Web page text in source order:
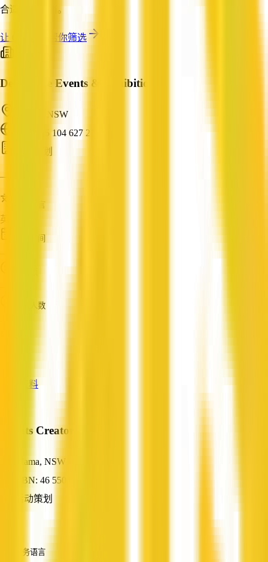
合适的服务商。
让 QX Web 帮你筛选
Decorative Events & Exhibitions
Mascot, NSW
ABN: 45 104 627 214
活动策划
—
服务语言
英语
成立时间
员工人数
查看资料
Events Creator
Kiama, NSW
ABN: 46 550 083 220
活动策划
服务语言